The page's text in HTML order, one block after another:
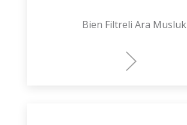
Bien Filtreli Ara Musluk